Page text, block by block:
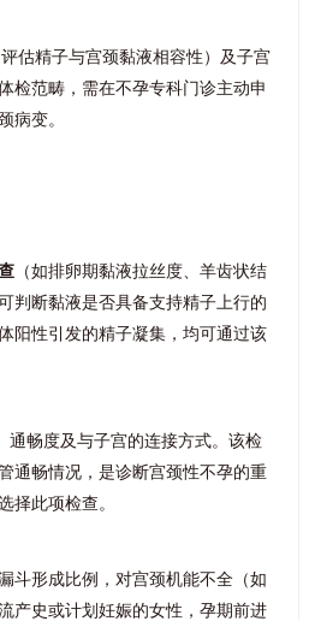
估精子与宫颈黏液相容性）及子宫
检范畴，需在不孕专科门诊主动申
病变。
（如排卵期黏液拉丝度、羊齿状结
判断黏液是否具备支持精子上行的
阳性引发的精子凝集，均可通过该
通畅度及与子宫的连接方式。该检
通畅情况，是诊断宫颈性不孕的重
择此项检查。
斗形成比例，对宫颈机能不全（如
产史或计划妊娠的女性，孕期前进